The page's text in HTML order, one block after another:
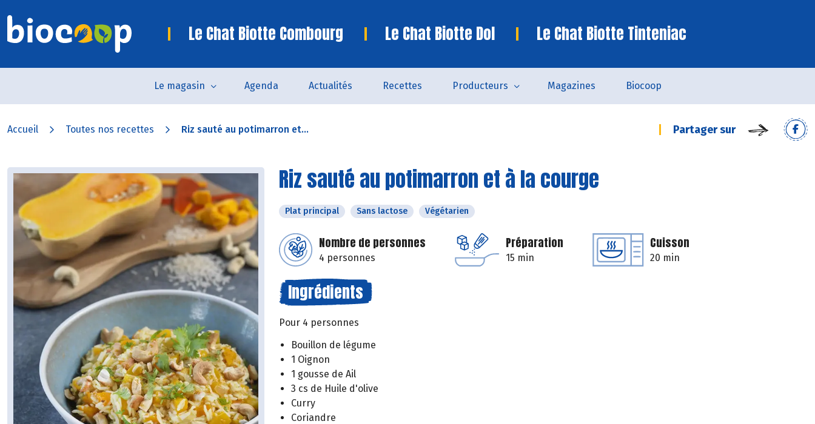
Le Chat Biotte Combourg Le Chat Biotte Dol Le Chat Biotte Tinteniac
Le magasin Agenda Actualités Recettes Producteurs Magazines Biocoop
Accueil Toutes nos recettes Riz sauté au potimarron et... Partager sur
Riz sauté au potimarron et à la courge
Plat principal Sans lactose Végétarien
Nombre de personnes
4 personnes
Préparation
15 min
Cuisson
20 min
Ingrédients
Pour 4 personnes
Bouillon de légume
1 Oignon
1 gousse de Ail
3 cs de Huile d'olive
Curry
Coriandre